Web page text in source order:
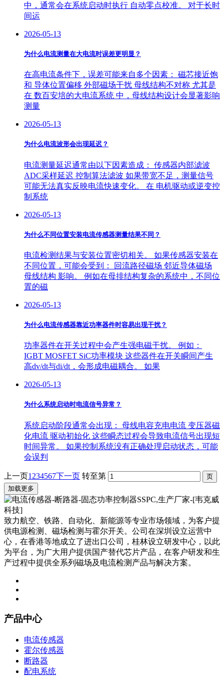
中，通常会在系统启动时执行 自动零点校准。 对于长时
间运
2026-05-13
为什么电流测量在大电流时误差更明显？
在高电流条件下，误差可能来自多个因素： 磁芯接近饱
和 导体位置偏移 外部磁场干扰 母线结构不对称 尤其是
在 数百安培的大电流系统 中，母线结构设计会显著影响
测量
2026-05-13
为什么电流波形会出现延迟？
电流测量延迟通常由以下因素造成： 传感器内部滤波
ADC采样延迟 控制算法滤波 如果带宽不足，测量信号
可能无法真实反映电流快速变化。 在 电机驱动或逆变控
制系统
2026-05-13
为什么不同位置安装电流传感器测量结果不同？
电流检测结果与安装位置密切相关。 如果传感器安装在
不同位置，可能会受到： 回流路径磁场 邻近导体磁场
母线结构 影响。 例如在母排结构复杂的系统中，不同位
置的磁
2026-05-13
为什么电流传感器靠近功率器件时容易出现干扰？
功率器件在开关过程中会产生强电磁干扰。 例如：
IGBT MOSFET SiC功率模块 这些器件在开关瞬间产生
高dv/dt与di/dt，会形成电磁耦合。 如果
2026-05-13
为什么系统启动时电流信号异常？
系统启动阶段通常会出现： 母线电容充电电流 变压器磁
化电流 驱动初始化 这些瞬态过程会导致电流信号出现短
时间异常。 如果控制系统没有正确处理启动状态，可能
会误判
上一页1 234567下一页 转至第
加载更多
致力航空、铁路、自动化、新能源等专业市场领域，为客户提
供电源检测、磁场检测与霍尔开关。公司在深圳设立运营中
心，在香港等地成立了进出口公司，桂林设立研发中心，以此
为平台，为广大用户提供国产替代芯片产品，在客户研发和生
产过程中提供全系列磁场及电流检测产品与解决方案。
产品中心
电流传感器
霍尔传感器
断路器
配电系统